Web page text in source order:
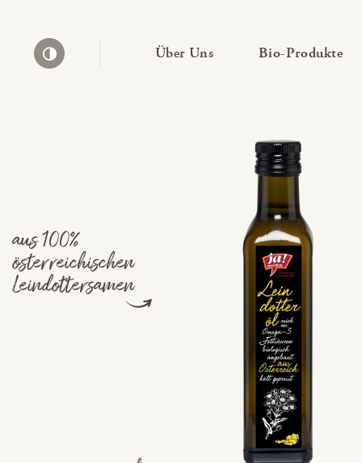
Über Uns— UntermenüBio-Produkte—
aus 100%
österreichischen
Leindottersamen